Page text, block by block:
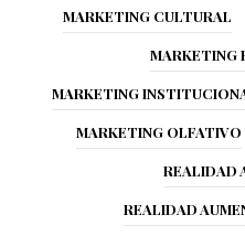
MARKETING CULTURAL
MARKETING
MARKETING
MARKETING OLFATIVO
REALIDAD
REALIDAD